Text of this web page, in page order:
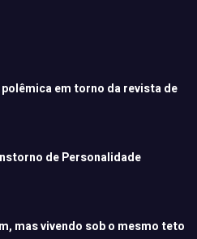
em torno da revista de
de Personalidade
mas vivendo sob o mesmo teto